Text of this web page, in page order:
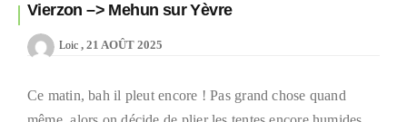
Vierzon –> Mehun sur Yèvre
Loic 21 AOÛT 2025
Ce matin, bah il pleut encore ! Pas grand chose quand